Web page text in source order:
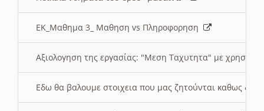
ΕΚ_Μαθημα 3_ Μαθηση vs Πληροφορηση
Αξιολογηση της εργασίας: "Μεση Ταχυτητα" με χρηση
Εδω θα βαλουμε στοιχεια που μας ζητούνται καθως